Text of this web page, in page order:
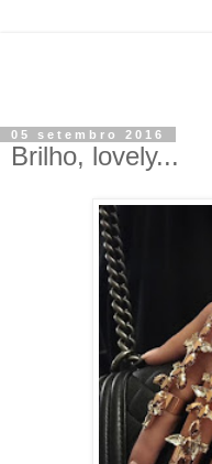
05 setembro 2016
Brilho, lovely...